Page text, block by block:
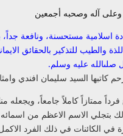
وعلى آله وصحبه أجمعين
اسلامية مستحسنة، ونافعة
والطيب للتذكير بالحقائق
صلىالله عليه وسلم.
كاتبها السيد سليمان افندي
ممتازاً كاملاً جامعاً،
وذلك بتجلي الاسم الاعظم من
في الكائنات في ذلك الفرد